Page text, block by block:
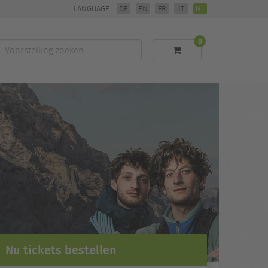
LANGUAGE: DE EN FR IT NL
Voorstelling
zoeken
0
Nu tickets bestellen